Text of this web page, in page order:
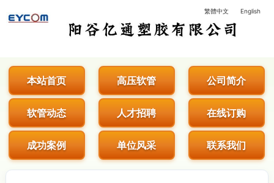
阳谷亿通塑胶有限公司 - 专业生产
繁體中文 English
本站首页 高压软管 公司简介
软管动态 人才招聘 在线订购
成功案例 单位风采 联系我们